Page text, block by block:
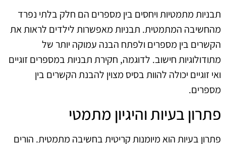
תבניות מתמטיות ויחסים בין מספרים הם חלק בלתי נפרד
מהחשיבה המתמטית. תבניות מאפשרות לילדים לראות את
הקשרים בין מספרים ולפתח הבנה עמוקה יותר של
מתודולוגיות חישוב. לדוגמה, חקירת תבניות במספרים זוגיים
ואי זוגיים יכולה להוות בסיס מצוין להבנת הקשרים בין
מספרים.
פתרון בעיות והיגיון מתמטי
פתרון בעיות הוא מיומנות קריטית בחשיבה מתמטית. הורים